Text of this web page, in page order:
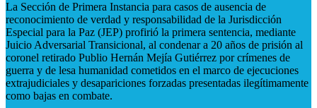
La Sección de Primera Instancia para casos de ausencia de
reconocimiento de verdad y responsabilidad de la Jurisdicción
Especial para la Paz (JEP) profirió la primera sentencia, mediante
Juicio Adversarial Transicional, al condenar a 20 años de prisión al
coronel retirado Publio Hernán Mejía Gutiérrez por crímenes de
guerra y de lesa humanidad cometidos en el marco de ejecuciones
extrajudiciales y desapariciones forzadas presentadas ilegítimamente
como bajas en combate.